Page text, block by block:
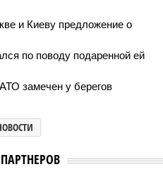
сданного «Сказочного
Л» продолжают ждать от
реальной достройки
«Сказочного леса» пайщики ЖК
компании Capital Group начала